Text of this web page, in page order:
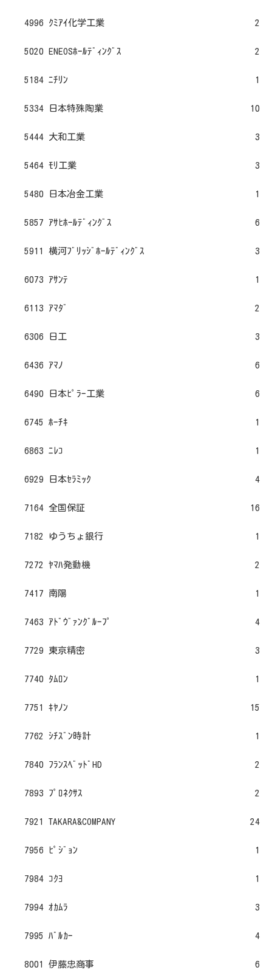
4996 ｸﾐｱｲ化学工業 2
5020 ENEOSﾎｰﾙﾃﾞｨﾝｸﾞｽ 2
5184 ﾆﾁﾘﾝ 1
5334 日本特殊陶業 10
5444 大和工業 3
5464 ﾓﾘ工業 3
5480 日本冶金工業 1
5857 ｱｻﾋﾎｰﾙﾃﾞｨﾝｸﾞｽ 6
5911 横河ﾌﾞﾘｯｼﾞﾎｰﾙﾃﾞｨﾝｸﾞｽ 3
6073 ｱｻﾝﾃ 1
6113 ｱﾏﾀﾞ 2
6306 日工 3
6436 ｱﾏﾉ 6
6490 日本ﾋﾟﾗｰ工業 6
6745 ﾎｰﾁｷ 1
6863 ﾆﾚｺ 1
6929 日本ｾﾗﾐｯｸ 4
7164 全国保証 16
7182 ゆうちょ銀行 1
7272 ﾔﾏﾊ発動機 2
7417 南陽 1
7463 ｱﾄﾞｳﾞｧﾝｸﾞﾙｰﾌﾟ 4
7729 東京精密 3
7740 ﾀﾑﾛﾝ 1
7751 ｷﾔﾉﾝ 15
7762 ｼﾁｽﾞﾝ時計 1
7840 ﾌﾗﾝｽﾍﾞｯﾄﾞHD 2
7893 ﾌﾟﾛﾈｸｻｽ 2
7921 TAKARA&COMPANY 24
7956 ﾋﾟｼﾞｮﾝ 1
7984 ｺｸﾖ 1
7994 ｵｶﾑﾗ 3
7995 ﾊﾞﾙｶｰ 4
8001 伊藤忠商事 6